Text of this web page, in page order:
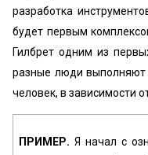
разработка
будет первым
Гилбрет одним из
разные люди выполняют
человек, в зависимости
ПРИМЕР. Я начал с